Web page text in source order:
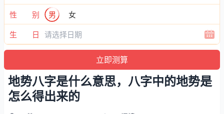
性 别
男
女
生 日
地势八字是什么意思，八字中的地势是
怎么得出来的